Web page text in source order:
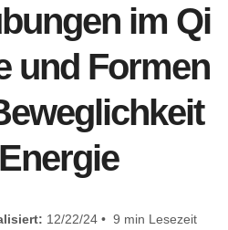
im Qi
und Formen
12/22/24 • 9 min Lesezeit